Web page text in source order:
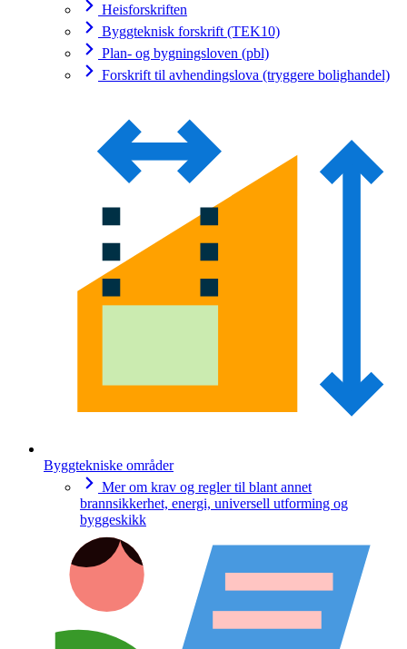
Heisforskriften
Byggteknisk forskrift (TEK10)
Plan- og bygningsloven (pbl)
Forskrift til avhendingslova (tryggere bolighandel)
Byggtekniske områder
Mer om krav og regler til blant annet
brannsikkerhet, energi, universell utforming og
byggeskikk